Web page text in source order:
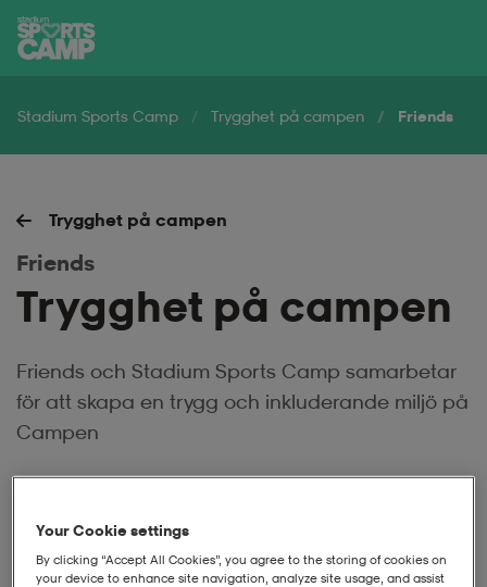
Hoppa till innehåll på sidan
Stadium Sports Camp Trygghet på campen Friends
Trygghet på campen
Friends
Trygghet på campen
Friends och Stadium Sports Camp samarbetar
för att skapa en trygg och inkluderande miljö på
Campen
Your Cookie settings
By clicking “Accept All Cookies”, you agree to the storing of cookies on
your device to enhance site navigation, analyze site usage, and assist